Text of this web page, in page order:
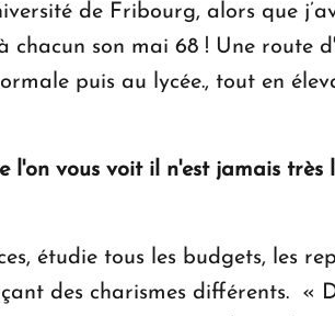
de Fribourg, alors que
son mai 68 ! Une route
puis au lycée., tout en
l'on vous voit il n'est jamais
étudie tous les budgets, les
des charismes différents. «